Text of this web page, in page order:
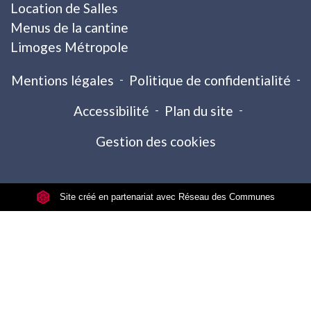
Location de Salles
Menus de la cantine
Limoges Métropole
Mentions légales - Politique de confidentialité -
Accessibilité - Plan du site -
Gestion des cookies
Site créé en partenariat avec Réseau des Communes